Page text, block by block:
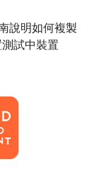
說明如何複製
試中裝置